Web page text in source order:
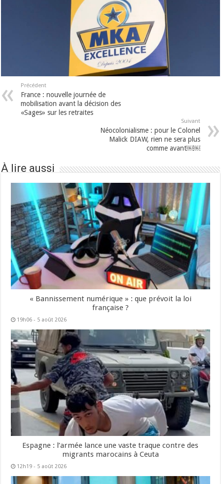
Précédent
France : nouvelle journée de
mobilisation avant la décision des
«Sages» sur les retraites
Suivant
Néocolonialisme : pour le Colonel
Malick DIAW, rien ne sera plus
comme avant￼￼
À lire aussi
« Bannissement numérique » : que prévoit la loi
française ?
19h06 - 5 août 2026
Espagne : l’armée lance une vaste traque contre des
migrants marocains à Ceuta
12h19 - 5 août 2026